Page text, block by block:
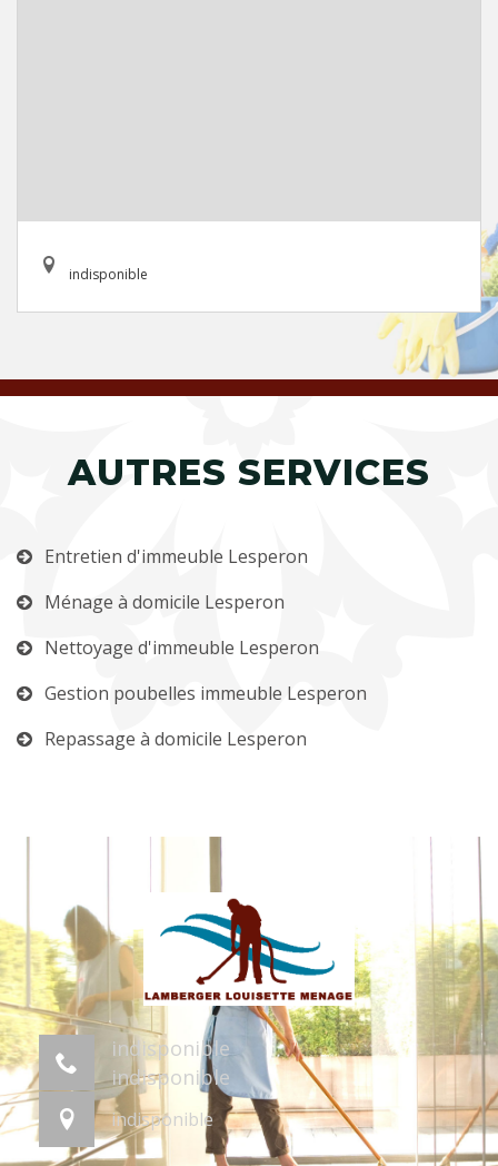
indisponible
AUTRES SERVICES
Entretien d'immeuble Lesperon
Ménage à domicile Lesperon
Nettoyage d'immeuble Lesperon
Gestion poubelles immeuble Lesperon
Repassage à domicile Lesperon
indisponible
indisponible
indisponible